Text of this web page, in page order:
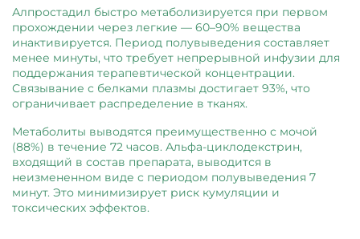
Алпростадил быстро метаболизируется при первом
прохождении через легкие — 60–90% вещества
инактивируется. Период полувыведения составляет
менее минуты, что требует непрерывной инфузии для
поддержания терапевтической концентрации.
Связывание с белками плазмы достигает 93%, что
ограничивает распределение в тканях.
Метаболиты выводятся преимущественно с мочой
(88%) в течение 72 часов. Альфа-циклодекстрин,
входящий в состав препарата, выводится в
неизмененном виде с периодом полувыведения 7
минут. Это минимизирует риск кумуляции и
токсических эффектов.